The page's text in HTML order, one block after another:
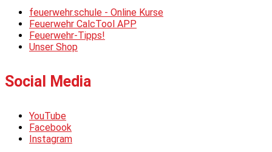
feuerwehr.schule - Online Kurse
Feuerwehr CalcTool APP
Feuerwehr-Tipps!
Unser Shop
Social Media
YouTube
Facebook
Instagram